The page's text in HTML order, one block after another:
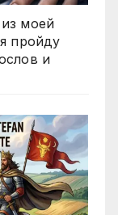
моей
пройду
и